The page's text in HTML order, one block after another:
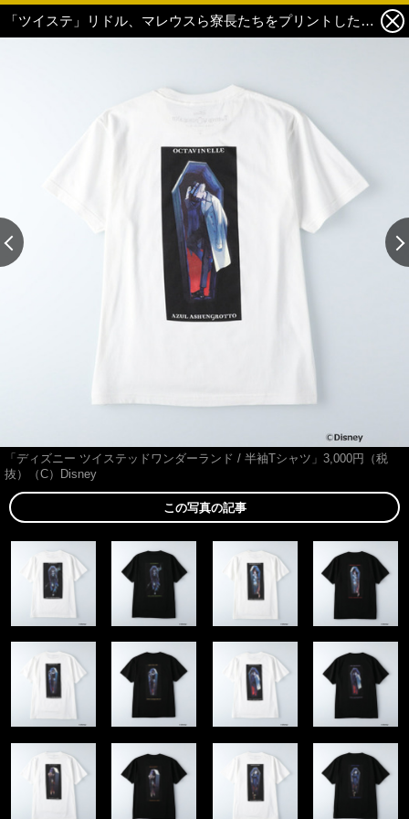
「ツイステ」リドル、マレウスら寮長たちをプリントしたTシャツがライトオンから登場！ 7枚目の写真・画像
「ディズニー ツイステッドワンダーランド / 半袖Tシャツ」3,000円（税
抜）（C）Disney
この写真の記事